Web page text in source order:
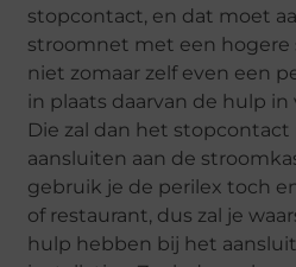
stopcontact, en dat moet
stroomnet met een hogere
niet zomaar zelf even een
in plaats daarvan de hulp in
Die zal dan het
aansluiten aan de
gebruik je de perilex toch
of restaurant, dus zal je
hulp hebben bij het